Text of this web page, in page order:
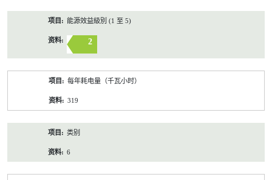
能源效益級別 (1 至 5)
2
每年耗电量（千瓦小时）
319
类别
6